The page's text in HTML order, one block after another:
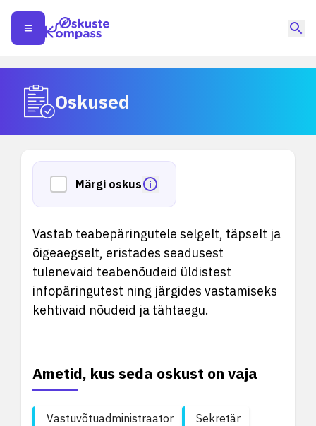
Oskused
Märgi oskus
Vastab teabepäringutele selgelt, täpselt ja
õigeaegselt, eristades seadusest
tulenevaid teabenõudeid üldistest
infopäringutest ning järgides vastamiseks
kehtivaid nõudeid ja tähtaegu.
Ametid, kus seda oskust on vaja
Vastuvõtuadministraator
Sekretär